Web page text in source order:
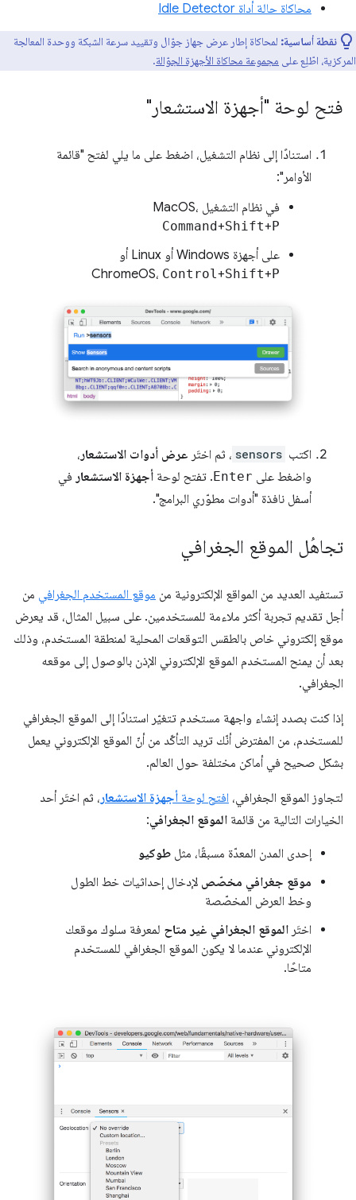
محاكاة حالة أداة Idle Detector
نقطة أساسية: لمحاكاة إطار عرض جهاز جوّال وتقييد سرعة الشبكة ووحدة المعالجة
المركزية، اطّلِع على مجموعة محاكاة الأجهزة الجوّالة.
فتح لوحة "أجهزة الاستشعار"
استنادًا إلى نظام التشغيل، اضغط على ما يلي لفتح "قائمة
الأوامر":
في نظام التشغيل MacOS،
Command+Shift+P
على أجهزة Windows أو Linux أو
ChromeOS، Control+Shift+P
اكتب sensors ، ثم اختَر عرض أدوات الاستشعار ،
واضغط على Enter. تفتح لوحة أجهزة الاستشعار في
أسفل نافذة "أدوات مطوّري البرامج".
تجاهُل الموقع الجغرافي
تستفيد العديد من المواقع الإلكترونية من موقع المستخدم الجغرافي من
أجل تقديم تجربة أكثر ملاءمة للمستخدمين. على سبيل المثال، قد يعرض
موقع إلكتروني خاص بالطقس التوقعات المحلية لمنطقة المستخدم، وذلك
بعد أن يمنح المستخدم الموقع الإلكتروني الإذن بالوصول إلى موقعه
الجغرافي.
إذا كنت بصدد إنشاء واجهة مستخدم تتغيّر استنادًا إلى الموقع الجغرافي
للمستخدم، من المفترض أنّك تريد التأكّد من أنّ الموقع الإلكتروني يعمل
بشكل صحيح في أماكن مختلفة حول العالم.
لتجاوز الموقع الجغرافي، افتح لوحة أجهزة الاستشعار ، ثم اختَر أحد
الخيارات التالية من قائمة الموقع الجغرافي:
إحدى المدن المعدّة مسبقًا، مثل طوكيو
موقع جغرافي مخصّص لإدخال إحداثيات خط الطول
وخط العرض المخصّصة
اختَر الموقع الجغرافي غير متاح لمعرفة سلوك موقعك
الإلكتروني عندما لا يكون الموقع الجغرافي للمستخدم
متاحًا.